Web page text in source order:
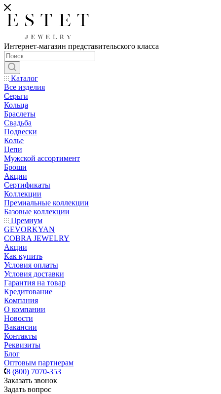
Интернет-магазин представительского класса
Каталог
Все изделия
Серьги
Кольца
Браслеты
Свадьба
Подвески
Колье
Цепи
Мужской ассортимент
Броши
Акции
Сертификаты
Коллекции
Премиальные коллекции
Базовые коллекции
Премиум
GEVORKYAN
COBRA JEWELRY
Акции
Как купить
Условия оплаты
Условия доставки
Гарантия на товар
Кредитование
Компания
О компании
Новости
Вакансии
Контакты
Реквизиты
Блог
Оптовым партнерам
8 (800) 7070-353
Заказать звонок
Задать вопрос